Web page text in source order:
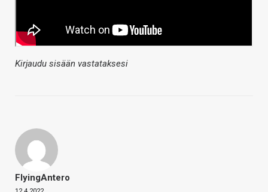
Kirjaudu sisään vastataksesi
FlyingAntero